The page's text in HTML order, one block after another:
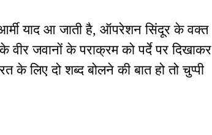
याद आ जाती है, ऑपरेशन सिंदूर के वक्त
जवानों के पराक्रम को पर्दे पर दिखाकर
लिए दो शब्द बोलने की बात हो तो चुप्पी